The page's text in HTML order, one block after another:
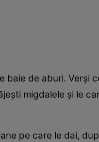
baie de aburi. Verşi
migdalele şi le
pe care le dai,